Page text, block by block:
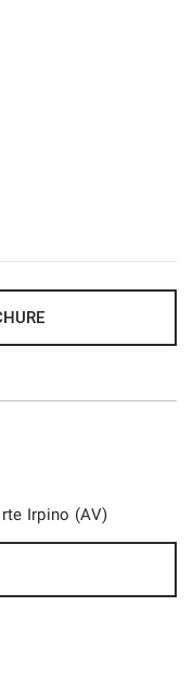
Irpino (AV)